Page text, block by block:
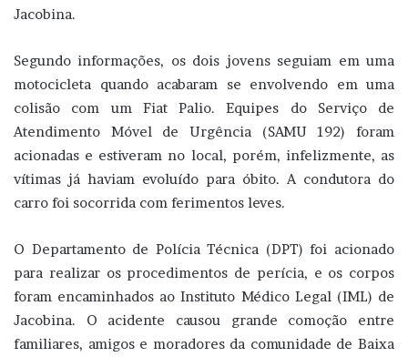
Jacobina.
Segundo informações, os dois jovens seguiam em uma
motocicleta quando acabaram se envolvendo em uma
colisão com um Fiat Palio. Equipes do Serviço de
Atendimento Móvel de Urgência (SAMU 192) foram
acionadas e estiveram no local, porém, infelizmente, as
vítimas já haviam evoluído para óbito. A condutora do
carro foi socorrida com ferimentos leves.
O Departamento de Polícia Técnica (DPT) foi acionado
para realizar os procedimentos de perícia, e os corpos
foram encaminhados ao Instituto Médico Legal (IML) de
Jacobina. O acidente causou grande comoção entre
familiares, amigos e moradores da comunidade de Baixa